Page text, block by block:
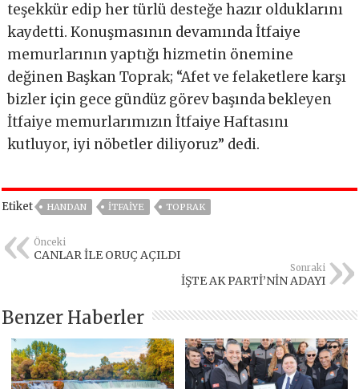
teşekkür edip her türlü desteğe hazır olduklarını
kaydetti. Konuşmasının devamında İtfaiye
memurlarının yaptığı hizmetin önemine
değinen Başkan Toprak; “Afet ve felaketlere karşı
bizler için gece gündüz görev başında bekleyen
İtfaiye memurlarımızın İtfaiye Haftasını
kutluyor, iyi nöbetler diliyoruz” dedi.
Etiket HANDAN ITFAIYE TOPRAK
Önceki
CANLAR İLE ORUÇ AÇILDI
Sonraki
İŞTE AK PARTİ’NİN ADAYI
Benzer Haberler